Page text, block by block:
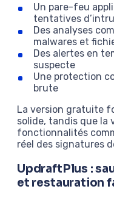
Un pare-feu
tentatives
Des analyses
malwares et
Des alertes en
suspecte
Une protection
brute
La version gratuite
solide, tandis que la
fonctionnalités
réel des signatures
UpdraftPlus :
et restauration